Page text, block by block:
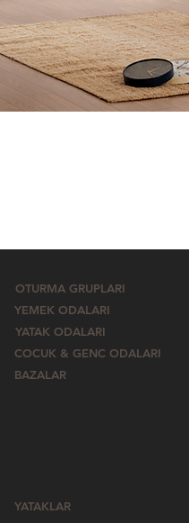
OTURMA GRUPLARI
YEMEK ODALARI
YATAK ODALARI
COCUK & GENC ODALARI
BAZALAR
YATAKLAR